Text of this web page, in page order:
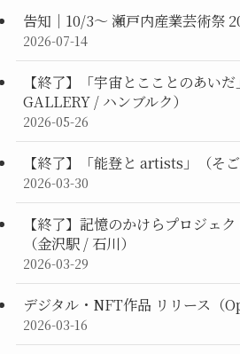
告知｜10/3〜 瀬戸内産業芸術祭
2026-07-14
【終了】「宇宙とこことのあい
GALLERY / ハンブルク）
2026-05-26
【終了】「能登と artists」（そ
2026-03-30
【終了】記憶のかけらプロジェ
（金沢駅 / 石川）
2026-03-29
デジタル・NFT作品 リリース（
2026-03-16